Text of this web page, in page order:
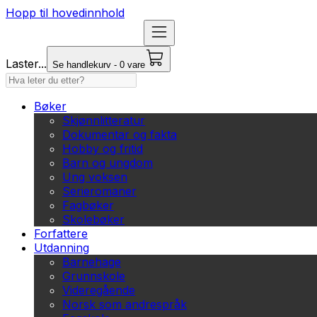
Hopp til hovedinnhold
Laster... Se handlekurv - 0 vare
Bøker
Skjønnlitteratur
Dokumentar og fakta
Hobby og fritid
Barn og ungdom
Ung voksen
Serieromaner
Fagbøker
Skolebøker
Forfattere
Utdanning
Barnehage
Grunnskole
Videregående
Norsk som andrespråk